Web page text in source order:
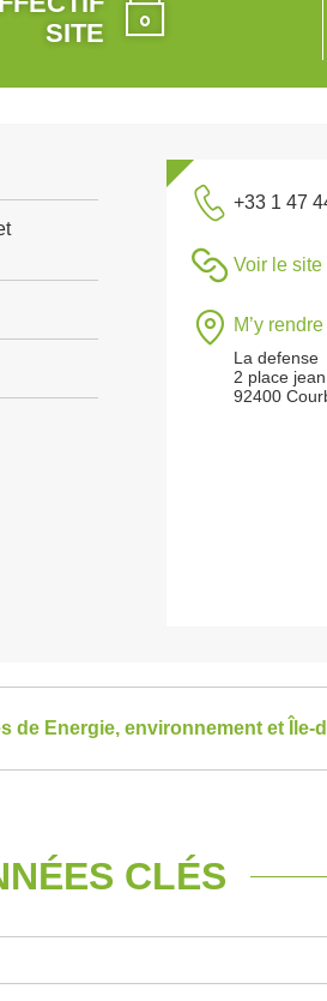
SITE
+33 1 47
Voir le site
M’y rendre
La defense
2 place
92400
de Energie, environnement et Île-
CLÉS